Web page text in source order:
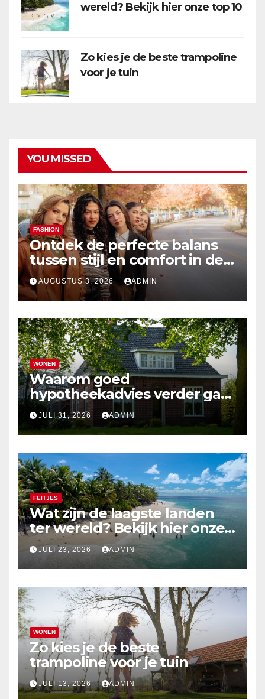
wereld? Bekijk hier onze top 10
Zo kies je de beste trampoline
voor je tuin
YOU MISSED
FASHION
Ontdek de perfecte balans
tussen stijl en comfort in de
nieuwste damesmode
AUGUSTUS 3, 2026 ADMIN
WONEN
Waarom goed
hypotheekadvies verder gaat
dan alleen cijfers
JULI 31, 2026 ADMIN
FEITJES
Wat zijn de laagste landen
ter wereld? Bekijk hier onze
top 10
JULI 23, 2026 ADMIN
WONEN
Zo kies je de beste
trampoline voor je tuin
JULI 13, 2026 ADMIN